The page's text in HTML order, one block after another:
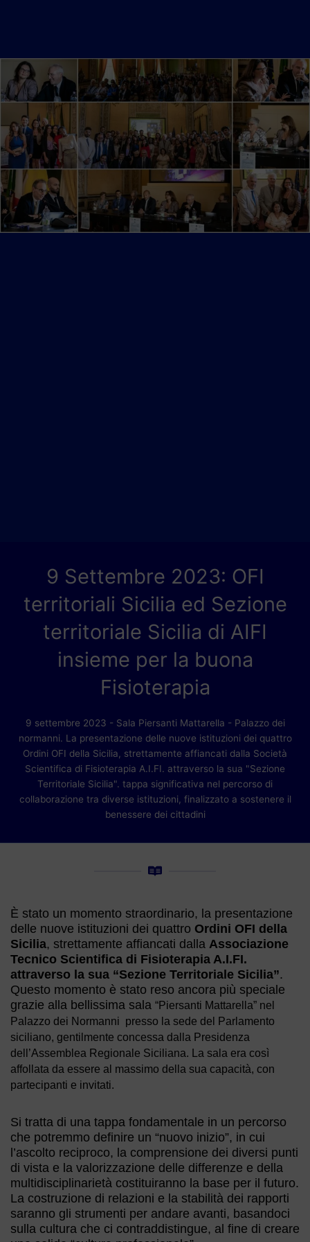
9 Settembre 2023: OFI
territoriali Sicilia ed Sezione
territoriale Sicilia di AIFI
insieme per la buona
Fisioterapia
9 settembre 2023 - Sala Piersanti Mattarella - Palazzo dei
normanni. La presentazione delle nuove istituzioni dei quattro
Ordini OFI della Sicilia, strettamente affiancati dalla Società
Scientifica di Fisioterapia A.I.FI. attraverso la sua "Sezione
Territoriale Sicilia". tappa significativa nel percorso di
collaborazione tra diverse istituzioni, finalizzato a sostenere il
benessere dei cittadini
È stato un momento straordinario, la presentazione
delle nuove istituzioni dei quattro Ordini OFI della
Sicilia, strettamente affiancati dalla Associazione
Tecnico Scientifica di Fisioterapia A.I.FI.
attraverso la sua “Sezione Territoriale Sicilia”.
Questo momento è stato reso ancora più speciale
grazie alla bellissima sala “Piersanti Mattarella” nel
Palazzo dei Normanni presso la sede del Parlamento
siciliano, gentilmente concessa dalla Presidenza
dell’Assemblea Regionale Siciliana. La sala era così
affollata da essere al massimo della sua capacità, con
partecipanti e invitati.
Si tratta di una tappa fondamentale in un percorso
che potremmo definire un “nuovo inizio”, in cui
l’ascolto reciproco, la comprensione dei diversi punti
di vista e la valorizzazione delle differenze e della
multidisciplinarietà costituiranno la base per il futuro.
La costruzione di relazioni e la stabilità dei rapporti
saranno gli strumenti per andare avanti, basandoci
sulla cultura che ci contraddistingue, al fine di creare